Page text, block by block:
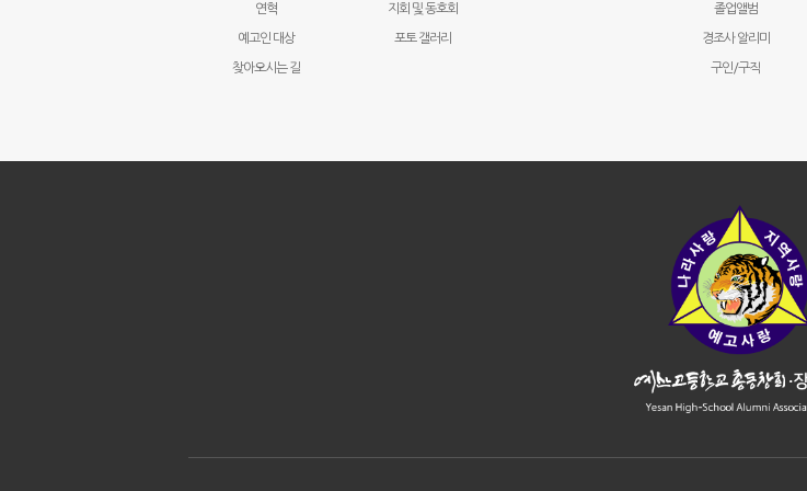
연혁
예고인 대상
찾아오시는 길
지회 및 동호회
포토 갤러리
졸업앨범
경조사 알리미
구인/구직